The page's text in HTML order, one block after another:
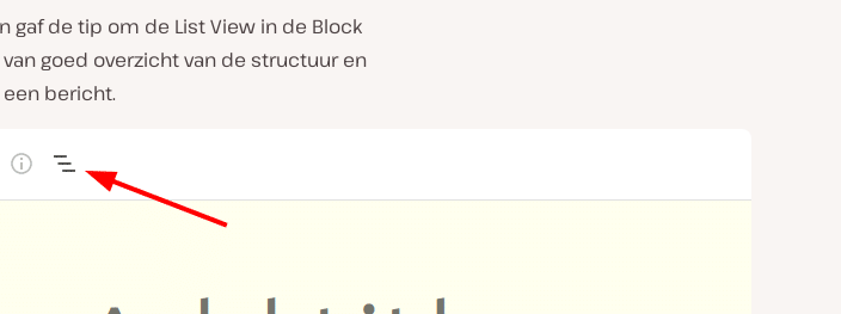
gaf de tip om de List View in de Block
goed overzicht van de structuur en
bericht.